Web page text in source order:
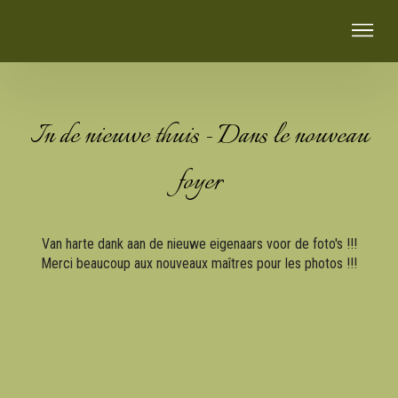
In de nieuwe thuis - Dans le nouveau
foyer
Van harte dank aan de nieuwe eigenaars voor de foto's !!!
Merci beaucoup aux nouveaux maîtres pour les photos !!!